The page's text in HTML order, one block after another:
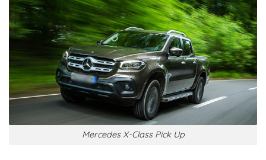
Mercedes X-Class Pick Up